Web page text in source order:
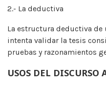
2.- La deductiva
La estructura deductiva
intenta validar la tesis
pruebas y razonamientos
USOS DEL DISCURSO